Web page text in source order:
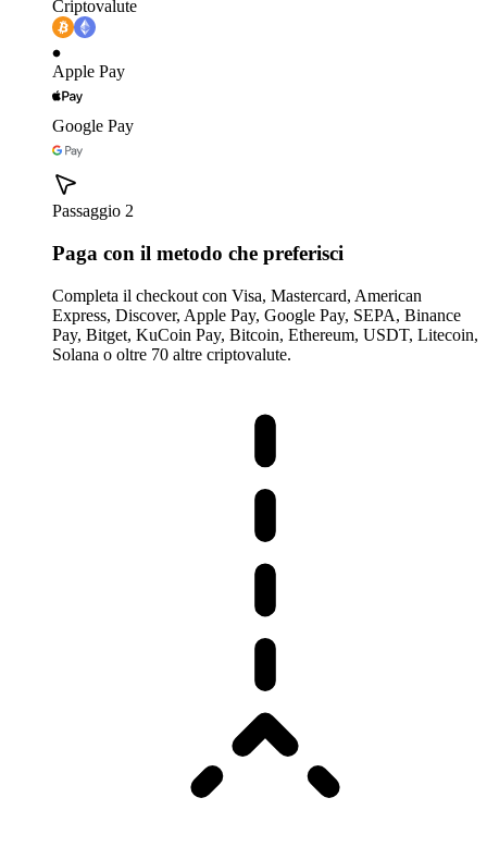
Criptovalute
Apple Pay
Google Pay
Passaggio 2
Paga con il metodo che preferisci
Completa il checkout con Visa, Mastercard, American
Express, Discover, Apple Pay, Google Pay, SEPA, Binance
Pay, Bitget, KuCoin Pay, Bitcoin, Ethereum, USDT, Litecoin,
Solana o oltre 70 altre criptovalute.